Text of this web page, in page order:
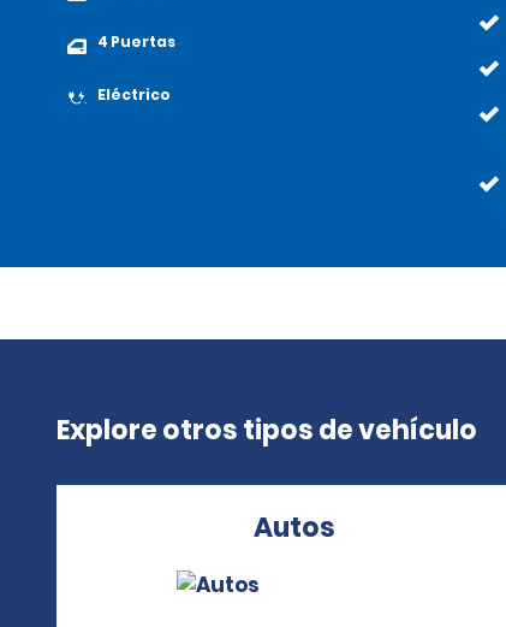
4 Puertas
Eléctrico
Explore otros tipos de vehículo
Autos